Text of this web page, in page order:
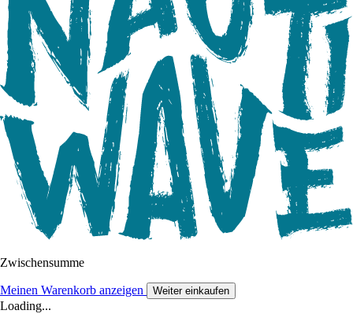
Zwischensumme
Meinen Warenkorb anzeigen Weiter einkaufen
Loading...